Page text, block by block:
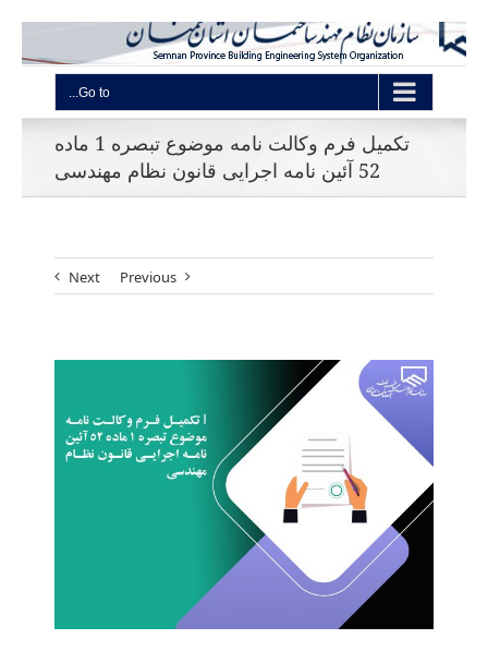
Go to...
تکمیل فرم وکالت نامه موضوع تبصره 1 ماده
52 آئین نامه اجرایی قانون نظام مهندسی
Previous
Next
View
Larger